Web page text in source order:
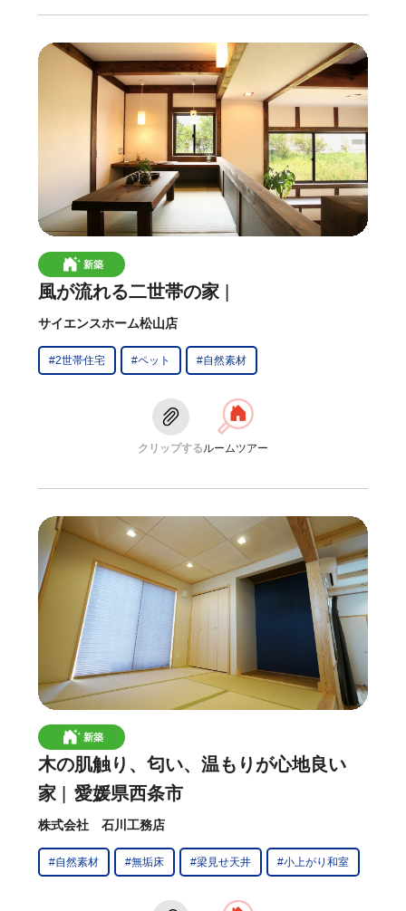
新築
風が流れる二世帯の家
サイエンスホーム松山店
#2世帯住宅 #ペット #自然素材
クリップする ルームツアー
新築
木の肌触り、匂い、温もりが心地良い
家
愛媛県西条市
株式会社 石川工務店
#自然素材 #無垢床 #梁見せ天井 #小上がり和室